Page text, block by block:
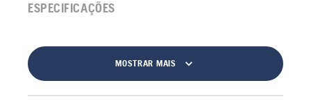
ESPECIFICAÇÕES
MOSTRAR MAIS